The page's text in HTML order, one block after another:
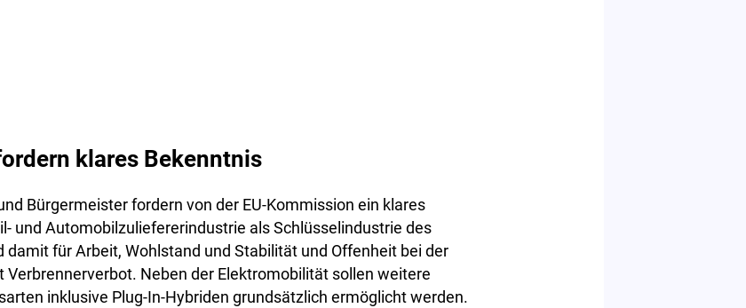
klares Bekenntnis
Bürgermeister fordern von der EU-Kommission ein klares
und Automobilzuliefererindustrie als Schlüsselindustrie des
für Arbeit, Wohlstand und Stabilität und Offenheit bei der
Neben der Elektromobilität sollen weitere
inklusive Plug-In-Hybriden grundsätzlich ermöglicht werden.